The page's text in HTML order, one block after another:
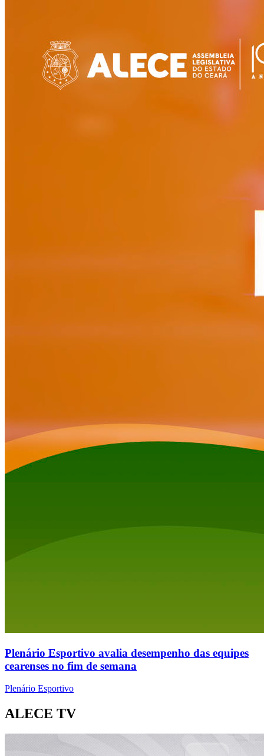
Plenário Esportivo avalia desempenho das equipes
cearenses no fim de semana
Plenário Esportivo
ALECE TV